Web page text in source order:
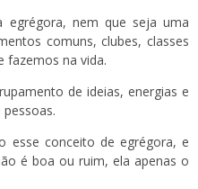
egrégora, nem que seja uma
comuns, clubes, classes
fazemos na vida.
de ideias, energias e
esse conceito de egrégora, e
é boa ou ruim, ela apenas o